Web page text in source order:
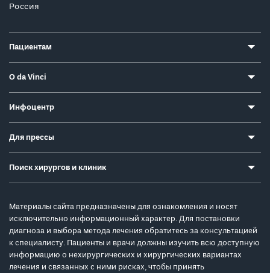
Россия
Пациентам
О da Vinci
Инфоцентр
Для прессы
Поиск хирургов и клиник
Материалы сайта предназначены для ознакомления и носят
исключительно информационный характер. Для постановки
диагноза и выбора метода лечения обратитесь за консультацией
к специалисту. Пациенты и врачи должны изучить всю доступную
информацию о нехирургических и хирургических вариантах
лечения и связанных с ними рисках, чтобы принять